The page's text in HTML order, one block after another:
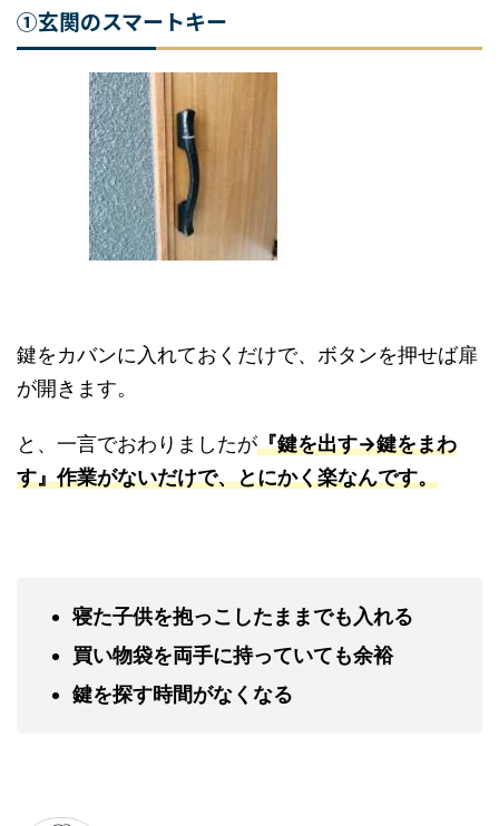
①玄関のスマートキー
鍵をカバンに入れておくだけで、ボタンを押せば
扉が開きます。
と、一言でおわりましたが 『鍵を出す→鍵をまわ
す』作業がないだけで、
とにかく楽なんです。
寝た子供を抱っこしたままでも入れる
買い物袋を両手に持っていても余裕
鍵を探す時間がなくなる